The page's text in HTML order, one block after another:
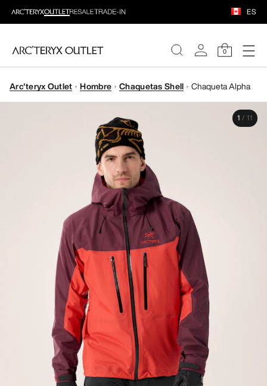
ES
0
MUJERE
Arc'teryx Outlet Hombre Chaquetas Shell Chaqueta Alpha
1 / 11